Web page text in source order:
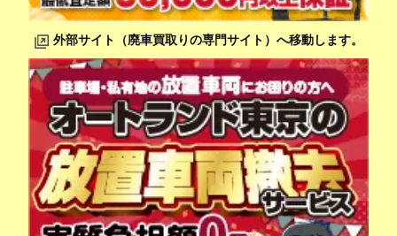
外部サイト（廃車買取りの専門サイト）へ移動します。